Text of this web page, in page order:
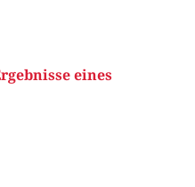
eines